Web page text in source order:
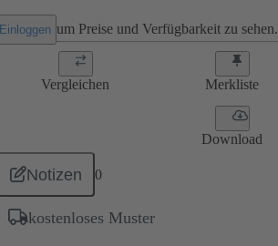
Einloggen um Preise und Verfügbarkeit zu sehen.
Vergleichen Merkliste
Download
Notizen 0
kostenloses Muster